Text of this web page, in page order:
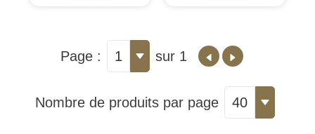
Page : 1 sur 1
Nombre de produits par page 40